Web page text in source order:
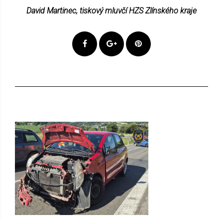
David Martinec, tiskový mluvčí HZS Zlínského kraje